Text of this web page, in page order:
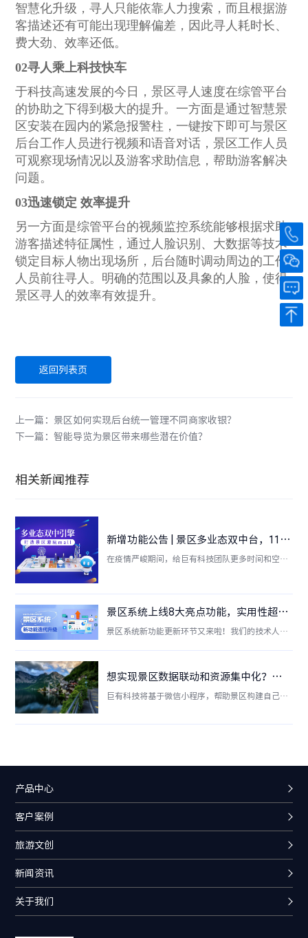
智慧化升级，寻人只能依靠人力搜索，而且根据游
客描述还有可能出现理解偏差，因此寻人耗时长、
费大劲、效率还低。
02寻人乘上科技快车
于科技高速发展的今日，景区寻人速度在综管平台
的协助之下得到极大的提升。一方面是通过智慧景
区安装在园内的紧急报警柱，一键按下即可与景区
后台工作人员进行视频和语音对话，景区工作人员
可观察现场情况以及游客求助信息，帮助游客解决
问题。
03迅速锁定 效率提升
另一方面是综管平台的视频监控系统能够根据求助
游客描述特征属性，通过人脸识别、大数据等技术
锁定目标人物出现场所，后台随时调动周边的工作
人员前往寻人。明确的范围以及具象的人脸，使得
景区寻人的效率有效提升。
返回列表页
上一篇：景区如何实现后台统一管理不同商家收银？
下一篇：智能导览为景区带来哪些潜在价值？
相关新闻推荐
新增功能公告 | 景区多业态双中台，11个新功能大盘点，有你期待的吗？
在疫情严峻期间，给巨有科技团队更多时间和空间
待迎接来年旅游或将复苏的新阶段。
景区系统上线8大亮点功能，实用性超强，轻松提升景区运营效率！
景区系统新功能更新环节又来啦！我们的技术人员
值功能』『自动派发优惠券』『电商产品溯源展
来带大家了解一下吧！
想实现景区数据联动和资源集中化？就得关注景区综合管控平台！
巨有科技将基于微信小程序，帮助景区构建自己独
台。随时随地的连接政府、景区、涉旅企业，实现
目标，实现管理者与内部系统、外部游客的数据连
产品中心
客户案例
旅游文创
新闻资讯
关于我们